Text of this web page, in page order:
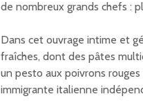
de nombreux grands chefs :
Dans cet ouvrage intime et
fraîches, dont des pâtes
un pesto aux poivrons
immigrante italienne